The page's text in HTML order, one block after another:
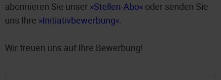
abonnieren Sie unser Stellen-Abo oder senden Sie
uns Ihre Initiativbewerbung .
Wir freuen uns auf Ihre Bewerbung!